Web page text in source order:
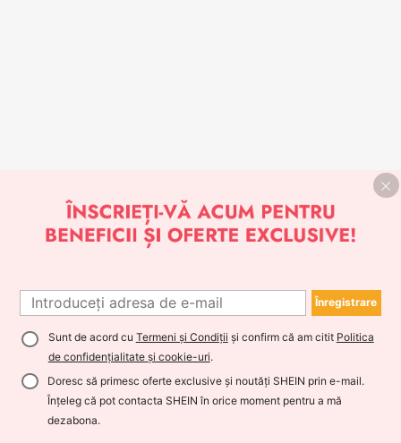
Înregistrare
Sunt de acord cu Termeni și Condiții și confirm că am citit Politica
de confidențialitate și cookie-uri.
Doresc să primesc oferte exclusive și noutăți SHEIN prin e-mail.
Înțeleg că pot contacta SHEIN în orice moment pentru a mă
dezabona.